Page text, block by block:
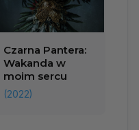
Czarna Pantera:
Wakanda w
moim sercu
(2022)